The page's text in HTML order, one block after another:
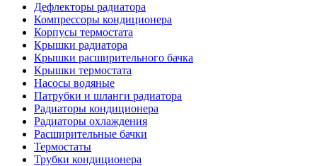
Дефлекторы радиатора
Компрессоры кондиционера
Корпусы термостата
Крышки радиатора
Крышки расширительного бачка
Крышки термостата
Насосы водяные
Патрубки и шланги радиатора
Радиаторы кондиционера
Радиаторы охлаждения
Расширительные бачки
Термостаты
Трубки кондиционера